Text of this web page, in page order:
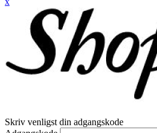
Skriv venligst din adgangskode